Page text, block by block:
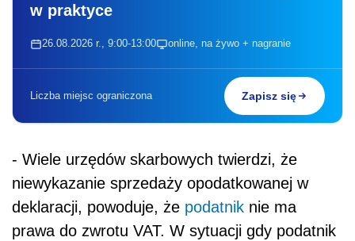
w praktyce
26.08.2026 r., 9:00-13:00 online, na żywo + nagranie
Liczba miejsc ograniczona Zapisz się
- Wiele urzędów skarbowych twierdzi, że
niewykazanie sprzedaży opodatkowanej w
deklaracji, powoduje, że podatnik nie ma
prawa do zwrotu VAT. W sytuacji gdy podatnik